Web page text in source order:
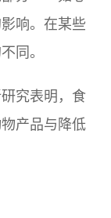
响。在某些
同。
究表明，食
产品与降低